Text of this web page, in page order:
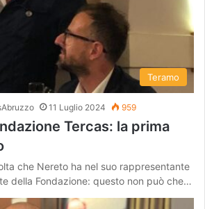
Teramo
11 Luglio 2024 959
Tercas: la prima
che Nereto ha nel suo rappresentante
della Fondazione: questo non può che…